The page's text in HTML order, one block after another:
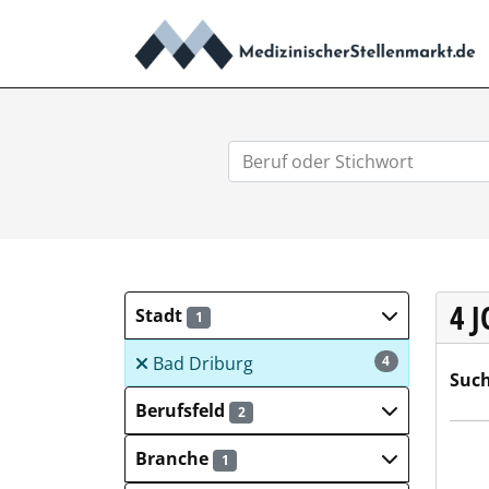
Stadt 1
4
Bad Driburg
Berufsfeld
2
Branche 1
4